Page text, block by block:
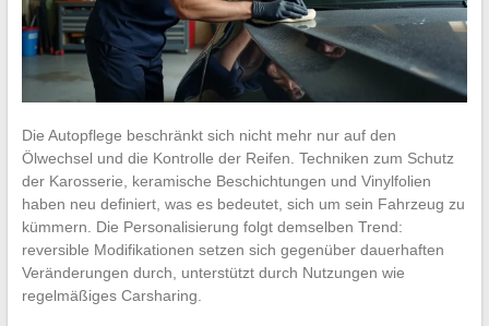
Die Autopflege beschränkt sich nicht mehr nur auf den
Ölwechsel und die Kontrolle der Reifen. Techniken zum Schutz
der Karosserie, keramische Beschichtungen und Vinylfolien
haben neu definiert, was es bedeutet, sich um sein Fahrzeug zu
kümmern. Die Personalisierung folgt demselben Trend:
reversible Modifikationen setzen sich gegenüber dauerhaften
Veränderungen durch, unterstützt durch Nutzungen wie
regelmäßiges Carsharing.